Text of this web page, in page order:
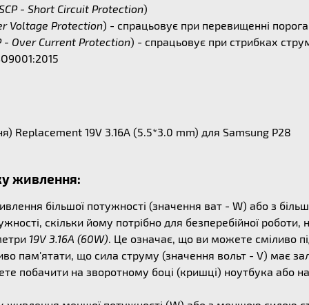
SCP - Short Circuit Protection)
Voltage Protection) - спрацьовує при перевищенні
- Over Current Protection) - спрацьовує при стрибках
Replacement 19V 3.16A (5.5*3.0 mm) для Samsung P28
живлення:
більшої потужності (значення ват - W) або з
скільки йому потрібно для безперебійної
19V 3.16A (60W). Це означає, що ви можете сміливо
пам'ятати, що сила струму (значення вольт - V) має
побачити на зворотному боці (кришці) ноутбука або